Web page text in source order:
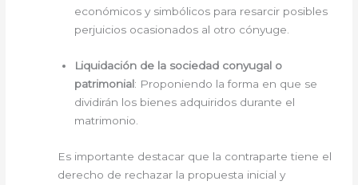
económicos y simbólicos para resarcir posibles
perjuicios ocasionados al otro cónyuge.
Liquidación de la sociedad conyugal o
patrimonial: Proponiendo la forma en que se
dividirán los bienes adquiridos durante el
matrimonio.
Es importante destacar que la contraparte tiene el
derecho de rechazar la propuesta inicial y